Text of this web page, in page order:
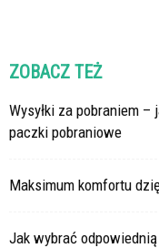
ZOBACZ TEŻ
Wysyłki za pobraniem
paczki pobraniowe
Maksimum komfortu
Jak wybrać